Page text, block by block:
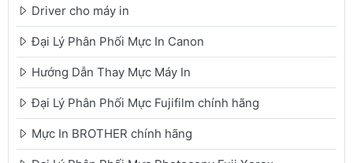
Driver cho máy in
Đại Lý Phân Phối Mực In Canon
Hướng Dẫn Thay Mực Máy In
Đại Lý Phân Phối Mực Fujifilm chính hãng
Mực In BROTHER chính hãng